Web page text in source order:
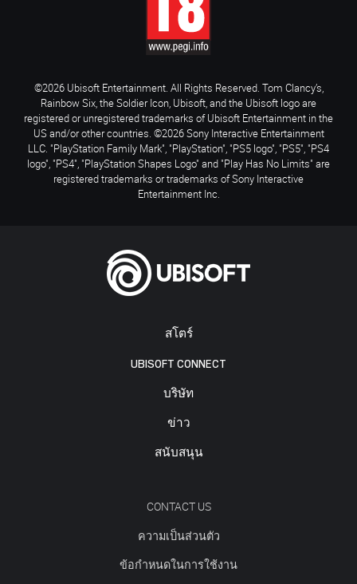
สโตร์
UBISOFT CONNECT
บริษัท
ข่าว
สนับสนุน
CONTACT US
ความเป็นส่วนตัว
ข้อกำหนดในการใช้งาน
©2026 Ubisoft Entertainment. All Rights Reserved. Tom Clancy’s,
Rainbow Six, the Soldier Icon, Ubisoft, and the Ubisoft logo are
registered or unregistered trademarks of Ubisoft Entertainment in the
US and/or other countries. ©2026 Sony Interactive Entertainment
LLC. "PlayStation Family Mark", "PlayStation", "PS5 logo", "PS5", "PS4
logo", "PS4", "PlayStation Shapes Logo" and "Play Has No Limits" are
registered trademarks or trademarks of Sony Interactive
Entertainment Inc.